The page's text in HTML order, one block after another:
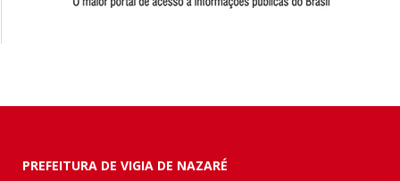
PREFEITURA DE VIGIA DE NAZARÉ